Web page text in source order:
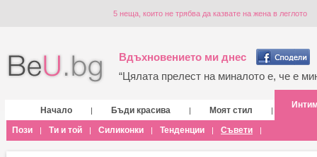
5 неща, които не трябва да казвате на жена в леглото
Вдъхновението ми днес
“Цялата прелест на миналото е, че е
Начало | Бъди красива | Моят стил |
Пози | Ти и той | Силиконки | Тенденции | Съвети |